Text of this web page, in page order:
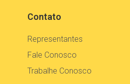
Contato
Representantes
Fale Conosco
Trabalhe Conosco